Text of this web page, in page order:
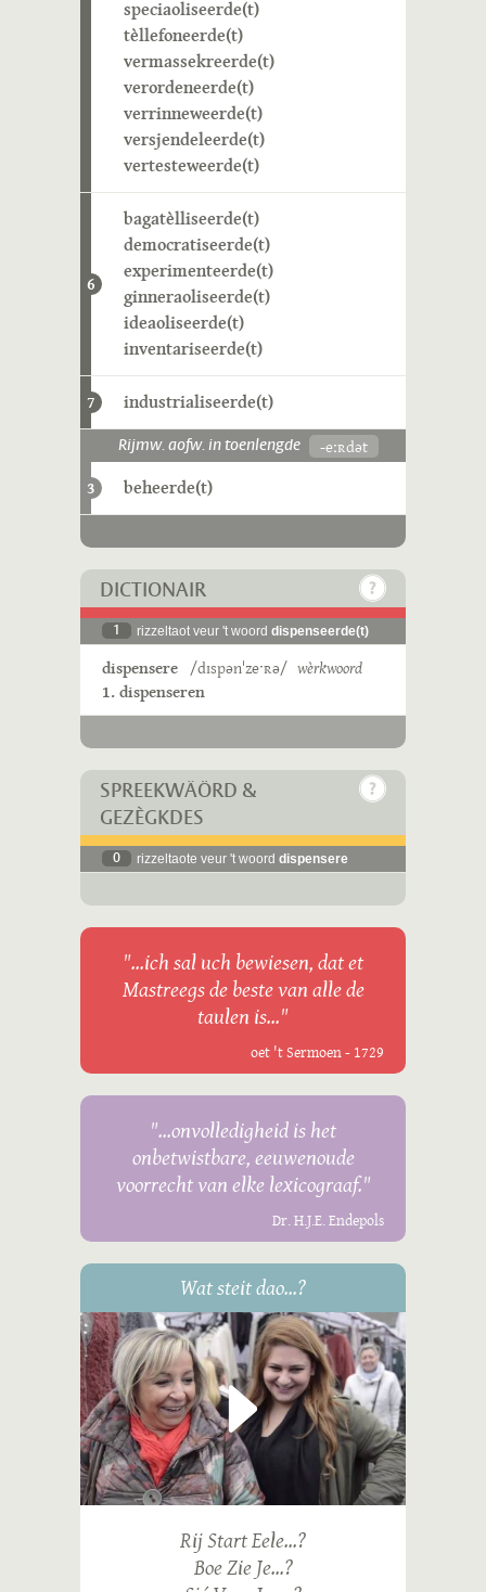
speciaoliseerde(t)
tèllefoneerde(t)
vermassekreerde(t)
verordeneerde(t)
verrinneweerde(t)
versjendeleerde(t)
vertesteweerde(t)
6
bagatèlliseerde(t)
democratiseerde(t)
experimenteerde(t)
ginneraoliseerde(t)
ideaoliseerde(t)
inventariseerde(t)
7 industrialiseerde(t)
Rijmw. aofw. in toenlengde -eːʀdət
3 beheerde(t)
DICTIONAIR
1 rizzeltaot veur 't woord dispenseerde(t)
dispensere /dɪspənˈzeˑʀə/ wèrkwoord
1. dispenseren
SPREEKWÄÖRD &
GEZÈGKDES
0 rizzeltaote veur 't woord dispensere
"...ich sal uch bewiesen, dat et
Mastreegs de beste van alle de
taulen is..."
oet 't Sermoen - 1729
"...onvolledigheid is het
onbetwistbare, eeuwenoude
voorrecht van elke lexicograaf."
Dr. H.J.E. Endepols
Wat steit dao...?
Rij Start Eele...?
Boe Zie Je...?